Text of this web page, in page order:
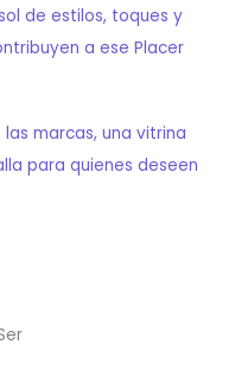
de estilos, toques y
a ese Placer
marcas, una vitrina
para quienes deseen